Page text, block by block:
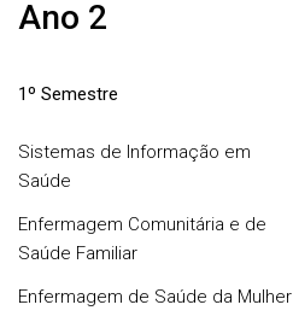
Ano 2
1º Semestre
Sistemas de Informação em
Saúde
Enfermagem Comunitária e de
Saúde Familiar
Enfermagem de Saúde da Mulher